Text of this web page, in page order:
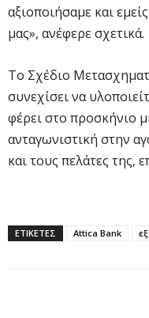
αξιοποιήσαμε και
μας», ανέφερε σχετικά.
Το Σχέδιο
συνεχίσει να
φέρει στο προσκήνιο
ανταγωνιστική στην
και τους πελάτες της,
ΕΤΙΚΕΤΕΣ Attica Bank